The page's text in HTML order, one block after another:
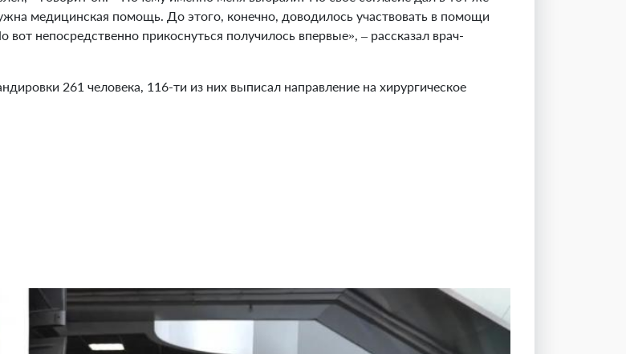
медицинская помощь. До этого, конечно, доводилось участвовать в помощи
непосредственно прикоснуться получилось впервые», – рассказал врач-
261 человека, 116-ти из них выписал направление на хирургическое